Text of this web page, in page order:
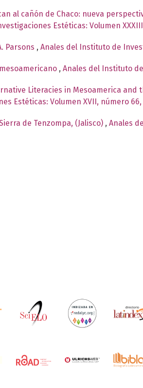
al cañón de Chaco: nueva
Estéticas: Volumen
Parsons , Anales del Instituto de
, Anales del Instituto
Literacies in Mesoamerica and
Estéticas: Volumen XVII, número 66,
de Tenzompa, (Jalisco) , Anales